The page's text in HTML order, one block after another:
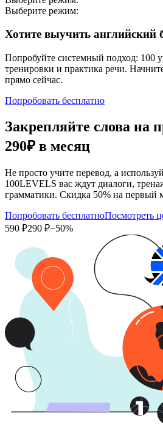
Выберите режим:
Хотите выучить английский
Попробуйте системный подход: 100
тренировки и практика речи.
прямо сейчас.
Попробовать бесплатно
Закрепляйте слова на
290₽ в месяц
Не просто учите перевод, а
100LEVELS вас ждут диалоги,
грамматики. Скидка 50% на первый
Попробовать бесплатноПосмотреть
590 ₽290 ₽−50%